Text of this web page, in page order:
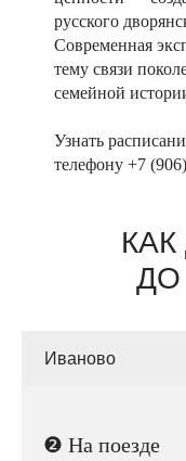
русского
Современная
тему связи
семейной
Узнать
телефону +7
❷ На поезде